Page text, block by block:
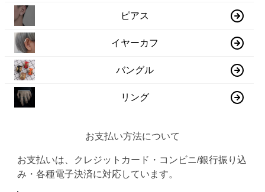
ピアス
イヤーカフ
バングル
リング
お支払い方法について
お支払いは、クレジットカード・コンビニ/銀行振り込
み・各種電子決済に対応しています。